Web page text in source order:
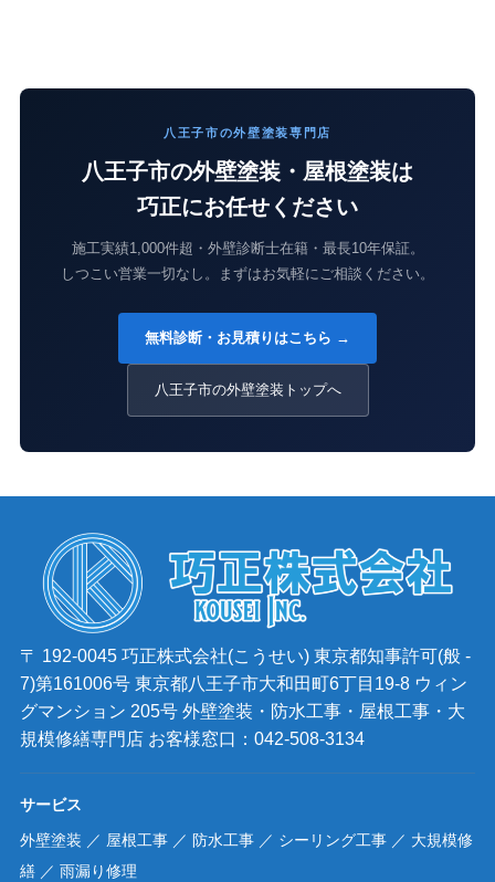
八王子市の外壁塗装専門店
八王子市の外壁塗装・屋根塗装は
巧正にお任せください
施工実績1,000件超・外壁診断士在籍・最長10年保証。
しつこい営業一切なし。まずはお気軽にご相談ください。
無料診断・お見積りはこちら →
八王子市の外壁塗装トップへ
〒 192-0045 巧正株式会社(こうせい) 東京都知事許可(般 -
7)第161006号 東京都八王子市大和田町6丁目19-8 ウィン
グマンション 205号 外壁塗装・防水工事・屋根工事・大
規模修繕専門店 お客様窓口：042-508-3134
サービス
外壁塗装 ／ 屋根工事／ 防水工事／ シーリング工事／ 大規模修
繕／ 雨漏り修理